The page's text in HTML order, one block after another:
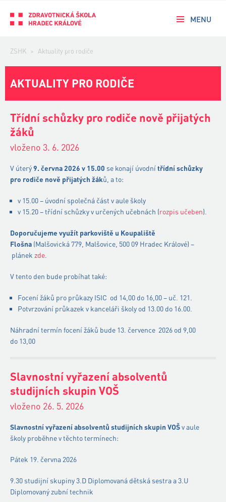
MENU
ZSHK > Aktuality pro rodiče
AKTUALITY PRO RODIČE
Třídní schůzky pro rodiče nově přijatých
žáků
vloženo 3. 6. 2026
V úterý9. června 2026 v 15.00 se konají úvodnítřídní schůzky
pro rodiče nově přijatých žáků, a to:
v 15.00 – úvodní společná část v aule školy
v 15.20 – třídní schůzky v určených učebnách (rozpis učeben).
Doporučujeme využít parkoviště u Koupaliště
Flošna (Malšovická 779, Malšovice, 500 09 Hradec Králové) –
plánek zde
V tento den bude probíhat také:
Focení žáků pro průkazy ISIC od 14,00 do 16,00 – uč. 121.
Potvrzování průkazek v kanceláři školy od 13.00 do 16.00.
Náhradní termín focení žáků bude 13. července 2026 od 9,00
do 13,00
Slavnostní vyřazení absolventů
studijních skupin VOŠ
vloženo 26. 5. 2026
Slavnostní vyřazení absolventů studijních skupin VOŠv aule
školy proběhne v těchto termínech:
Pátek 19. června 2026
9.30 studijní skupiny 3.D Diplomovaná dětská sestra a 3.U
Diplomovaný zubní technik